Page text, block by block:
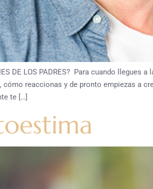
DE LOS PADRES? Para cuando llegues
cómo reaccionas y de pronto empiezas a
te […]